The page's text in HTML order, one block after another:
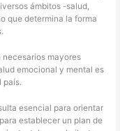
ámbitos -salud,
que determina la forma
necesarios mayores
emocional y mental es
país.
esencial para orientar
establecer un plan de